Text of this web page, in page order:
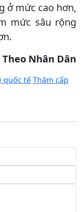
ở mức cao hơn,
mức sâu rộng
Theo Nhân Dân
quốc tếThăm cấp